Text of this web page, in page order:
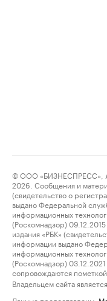
© ООО «БИЗНЕСПРЕСС»,
2026. Сообщения и
(свидетельство о
выдано Федеральной
информационных
(Роскомнадзор)
издания «РБК»
информации выдано
информационных
(Роскомнадзор)
сопровождаются пометкой
Владельцем сайта